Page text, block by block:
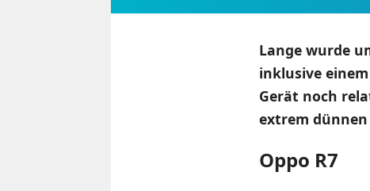
Lange wurde
inklusive
Gerät noch
extrem
Oppo R7